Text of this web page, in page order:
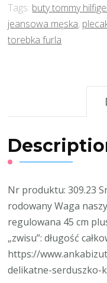
Tags: buty tommy
jeansowa męska,
torebka furla
Nr produktu: 309.23
rodowany Waga
regulowana 45 cm
„zwisu”: długość
https://
delikatne-serduszko-